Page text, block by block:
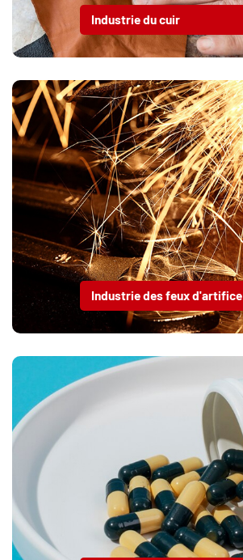
Industrie du cuir
Industrie des feux d'artifice